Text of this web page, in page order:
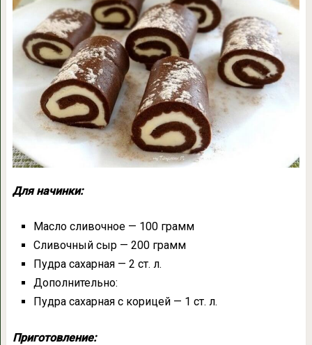
Для начинки:
Масло сливочное — 100 грамм
Сливочный сыр — 200 грамм
Пудра сахарная — 2 ст. л.
Дополнительно:
Пудра сахарная с корицей — 1 ст. л.
Приготовление: